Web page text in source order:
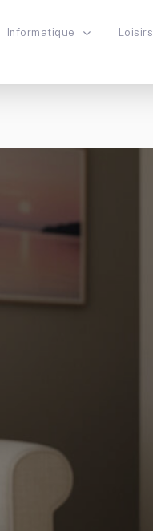
Informatique
Loisirs